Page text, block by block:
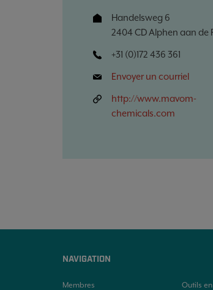
Handelsweg 6
2404 CD Alphen aan de
+31 (0)172 436 361
Envoyer un courriel
http://www.mavom-
chemicals.com
NAVIGATION
Membres Outils